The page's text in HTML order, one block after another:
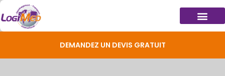
DEMANDEZ UN DEVIS GRATUIT